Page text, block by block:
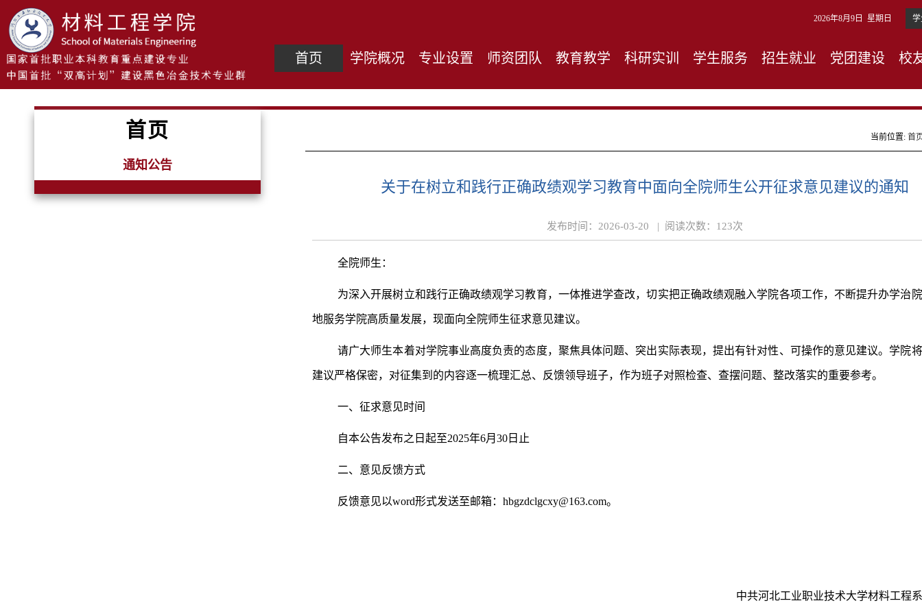
2026年8月9日 星期日
首页 学院概况 专业设置 师资团队 教育教学 科研实训 学生服务 招生就业 党团建设 校
首页
通知公告
当前位置: 首
关于在树立和践行正确政绩观学习教育中面向全院师生公开征求意见建议的通知
发布时间： 2026-03-20 | 阅读次数： 123次
全院师生：
为深入开展树立和践行正确政绩观学习教育，一体推进学查改，切实把正确政绩观融入学院各项工作，不断提升办学治
地服务学院高质量发展，现面向全院师生征求意见建议。
请广大师生本着对学院事业高度负责的态度，聚焦具体问题、突出实际表现，提出有针对性、可操作的意见建议。学院
建议严格保密，对征集到的内容逐一梳理汇总、反馈领导班子，作为班子对照检查、查摆问题、整改落实的重要参考。
一、征求意见时间
自本公告发布之日起至2025年6月 30日止
二、意见反馈方式
反馈意见以word形式发送至邮箱：hbgzdclgcxy@163.com。
中共河北工业职业技术大学材料工程